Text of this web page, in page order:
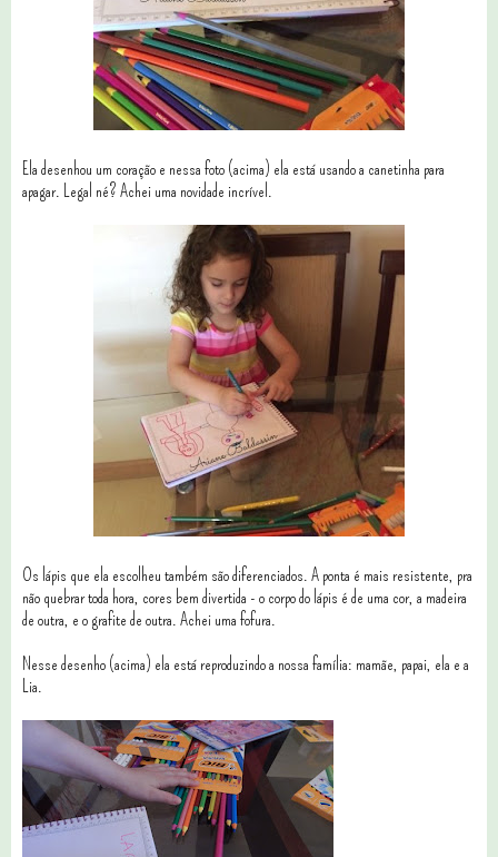
Ela desenhou um coração e nessa foto (acima) ela está usando a canetinha para
apagar. Legal né? Achei uma novidade incrível.
Os lápis que ela escolheu também são diferenciados. A ponta é mais resistente, pra
não quebrar toda hora, cores bem divertida - o corpo do lápis é de uma cor, a madeira
de outra, e o grafite de outra. Achei uma fofura.
Nesse desenho (acima) ela está reproduzindo a nossa família: mamãe, papai, ela e a
Lia.